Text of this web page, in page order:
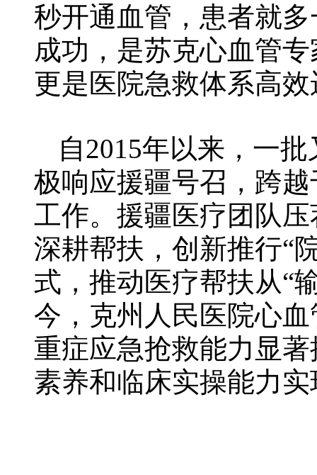
秒开通血管，患者就
成功，是苏克心血管
更是医院急救体系高
自2015年以来，一
极响应援疆号召，跨
工作。援疆医疗团队
深耕帮扶，创新推行“
式，推动医疗帮扶从“
今，克州人民医院心
重症应急抢救能力显
素养和临床实操能力